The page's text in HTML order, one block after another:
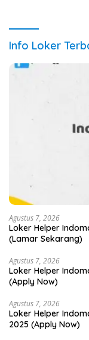
Info Loker
Agustus 7, 2026
Loker Helper
(Lamar Sekarang)
Agustus 7, 2026
Loker Helper
(Apply Now)
Agustus 7, 2026
Loker Helper
2025 (Apply Now)